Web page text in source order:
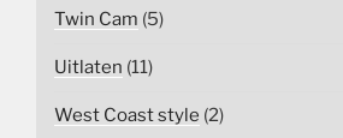
Twin Cam (5)
Uitlaten (11)
West Coast style (2)